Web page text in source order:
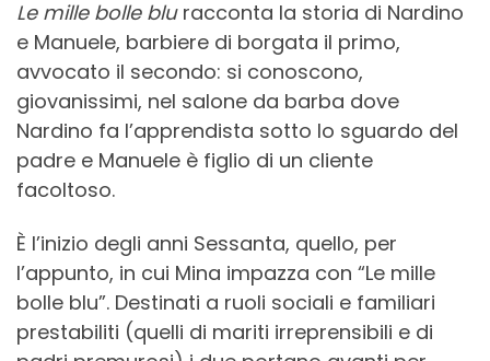
Le mille bolle bluracconta la storia di Nardino
e Manuele, barbiere di borgata il primo,
avvocato il secondo: si conoscono,
giovanissimi, nel salone da barba dove
Nardino fa l’apprendista sotto lo sguardo del
padre e Manuele è figlio di un cliente
facoltoso.
È l’inizio degli anni Sessanta, quello, per
l’appunto, in cui Mina impazza con “Le mille
bolle blu”. Destinati a ruoli sociali e familiari
prestabiliti (quelli di mariti irreprensibili e di